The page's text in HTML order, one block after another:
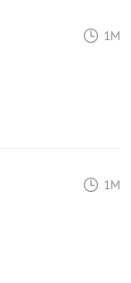
1M
1M